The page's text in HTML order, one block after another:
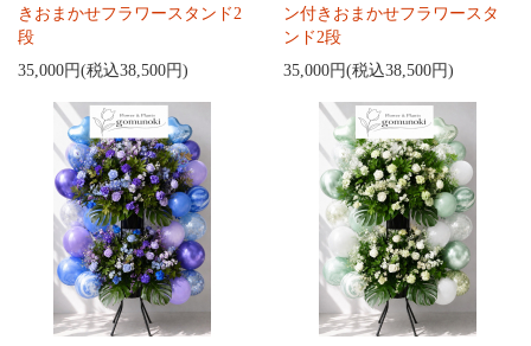
きおまかせフラワースタンド2
段
35,000円(税込38,500円)
ン付きおまかせフラワースタ
ンド2段
35,000円(税込38,500円)